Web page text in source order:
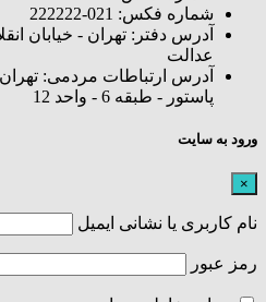
شماره فکس: 021-222222
آدرس دفتر: تهران - خیابان
عدالت
آدرس ارتباطات مردمی:
پاستور - طبقه 6 - واحد 12
ورود به سایت
×
نام کاربری یا نشانی ایمیل
رمز عبور